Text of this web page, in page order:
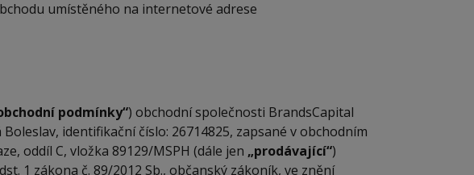
umístěného na internetové adrese
podmínky“) obchodní společnosti BrandsCapital
identifikační číslo: 26714825, zapsané v obchodním
oddíl C, vložka 89129/MSPH (dále jen „prodávající“)
1 zákona č. 89/2012 Sb., občanský zákoník, ve znění